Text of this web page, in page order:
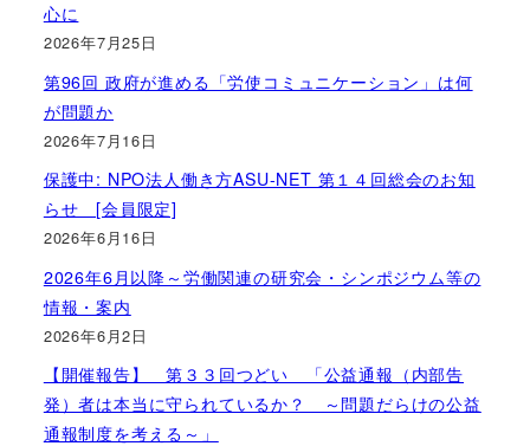
心に
2026年7月25日
第96回 政府が進める「労使コミュニケーション」は何
が問題か
2026年7月16日
保護中: NPO法人働き方ASU-NET 第１４回総会のお知
らせ [会員限定]
2026年6月16日
2026年6月以降～労働関連の研究会・シンポジウム等の
情報・案内
2026年6月2日
【開催報告】 第３３回つどい 「公益通報（内部告
発）者は本当に守られているか？ ～問題だらけの公益
通報制度を考える～」